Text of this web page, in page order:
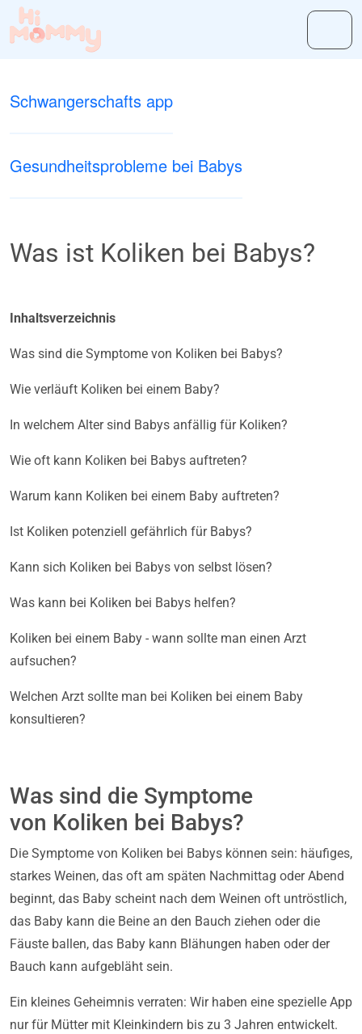
Schwangerschafts app
Gesundheitsprobleme bei Babys
Was ist Koliken bei Babys?
Inhaltsverzeichnis
Was sind die Symptome von Koliken bei Babys?
Wie verläuft Koliken bei einem Baby?
In welchem Alter sind Babys anfällig für Koliken?
Wie oft kann Koliken bei Babys auftreten?
Warum kann Koliken bei einem Baby auftreten?
Ist Koliken potenziell gefährlich für Babys?
Kann sich Koliken bei Babys von selbst lösen?
Was kann bei Koliken bei Babys helfen?
Koliken bei einem Baby - wann sollte man einen Arzt
aufsuchen?
Welchen Arzt sollte man bei Koliken bei einem Baby
konsultieren?
Was sind die Symptome
von Koliken bei Babys?
Die Symptome von Koliken bei Babys können sein: häufiges,
starkes Weinen, das oft am späten Nachmittag oder Abend
beginnt, das Baby scheint nach dem Weinen oft untröstlich,
das Baby kann die Beine an den Bauch ziehen oder die
Fäuste ballen, das Baby kann Blähungen haben oder der
Bauch kann aufgebläht sein.
Ein kleines Geheimnis verraten: Wir haben eine spezielle App
nur für Mütter mit Kleinkindern bis zu 3 Jahren entwickelt.